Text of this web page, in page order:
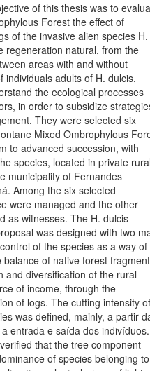
of this thesis was to
Forest the effect of
of the invasive alien species H.
regeneration natural, from the
areas with and without
individuals adults of H. dulcis,
the ecological processes
in order to subsidize
They were selected six
Mixed Ombrophylous
to advanced succession, with
species, located in private
municipality of Fernandes
Among the six selected
were managed and the other
as witnesses. The H. dulcis
was designed with two
of the species as a way of
balance of native forest
and diversification of the rural
of income, through the
of logs. The cutting intensity of
was defined, mainly, a partir
entrada e saída dos
that the tree component
of species belonging to